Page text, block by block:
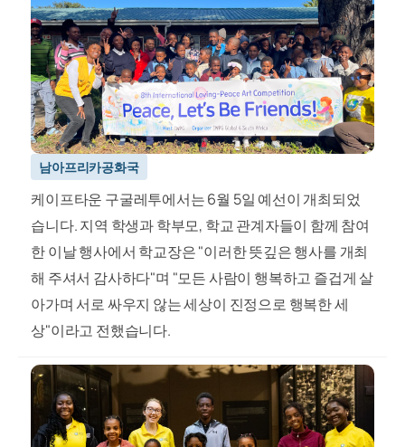
남아프리카공화국
케이프타운 구굴레투에서는 6월 5일 예선이 개최되었
습니다. 지역 학생과 학부모, 학교 관계자들이 함께 참여
한 이날 행사에서 학교장은 "이러한 뜻깊은 행사를 개최
해 주셔서 감사하다"며 "모든 사람이 행복하고 즐겁게 살
아가며 서로 싸우지 않는 세상이 진정으로 행복한 세
상"이라고 전했습니다.